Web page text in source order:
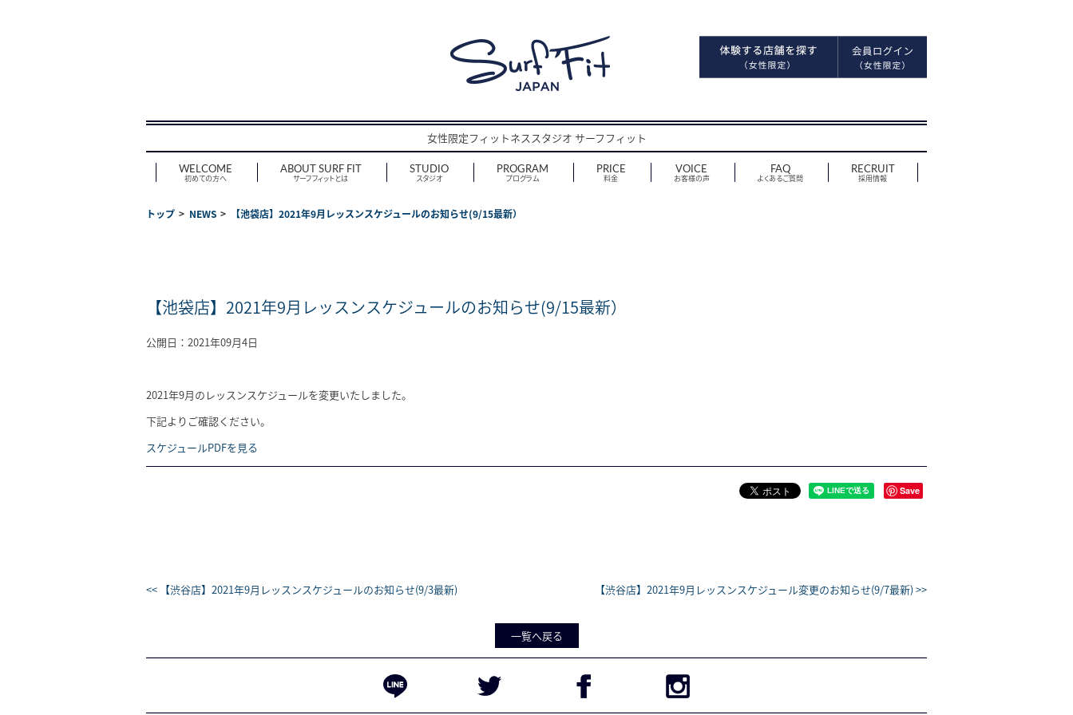
女性限定フィットネススタジオ サーフフィット
WELCOME
初めての方へ
ABOUT SURF FIT
サーフフィットとは
STUDIO
スタジオ
PROGRAM
プログラム
PRICE
料金
VOICE
お客様の声
FAQ
よくあるご質問
RECRUIT
採用情報
トップ NEWS 【池袋店】2021年9月レッスンスケジュールのお知らせ(9/15最新）
【池袋店】2021年9月レッスンスケジュールのお知らせ(9/15最新）
公開日：2021年09月4日
2021年9月のレッスンスケジュールを変更いたしました。
下記よりご確認ください。
スケジュールPDFを見る
Save
<< 【渋谷店】2021年9月レッスンスケジュールのお知らせ(9/3最新) 【渋谷店】2021年9月レッスンスケジュール変更のお知らせ(9/7最新) >>
一覧へ戻る